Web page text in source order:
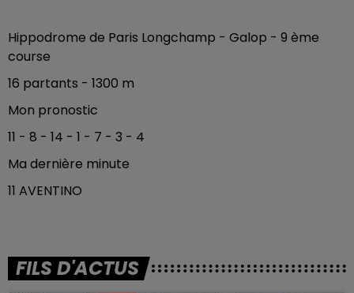
Hippodrome de Paris Longchamp - Galop - 9 ème
course
16 partants - 1300 m
Mon pronostic
11 - 8 - 14 - 1 - 7 - 3 - 4
Ma dernière minute
11 AVENTINO
FILS D'ACTUS